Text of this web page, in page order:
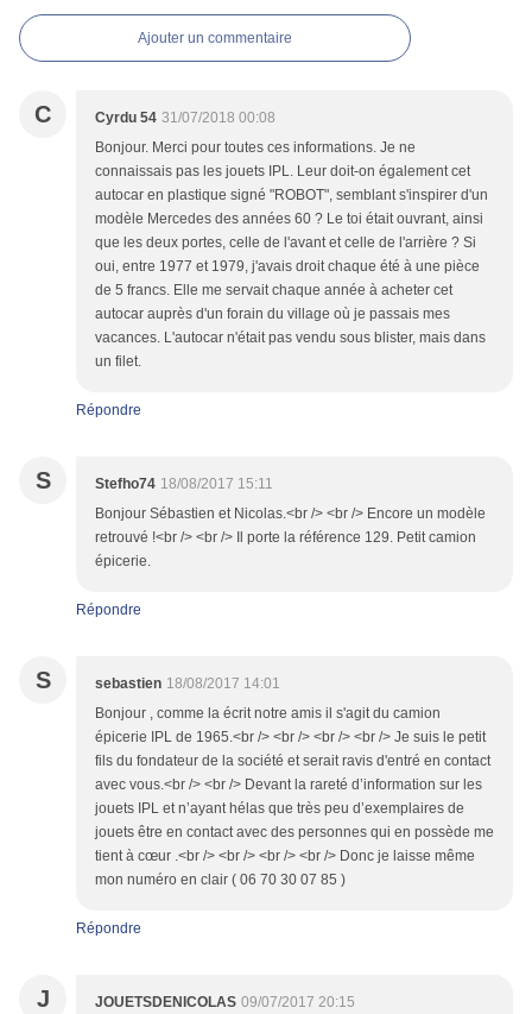
Ajouter un commentaire
C Cyrdu 54 31/07/2018 00:08
Bonjour. Merci pour toutes ces informations. Je ne
connaissais pas les jouets IPL. Leur doit-on également cet
autocar en plastique signé "ROBOT", semblant s'inspirer d'un
modèle Mercedes des années 60 ? Le toi était ouvrant, ainsi
que les deux portes, celle de l'avant et celle de l'arrière ? Si
oui, entre 1977 et 1979, j'avais droit chaque été à une pièce
de 5 francs. Elle me servait chaque année à acheter cet
autocar auprès d'un forain du village où je passais mes
vacances. L'autocar n'était pas vendu sous blister, mais dans
un filet.
Répondre
S Stefho74 18/08/2017 15:11
Bonjour Sébastien et Nicolas.<br /> <br /> Encore un modèle
retrouvé !<br /> <br /> Il porte la référence 129. Petit camion
épicerie.
Répondre
S sebastien 18/08/2017 14:01
Bonjour , comme la écrit notre amis il s'agit du camion
épicerie IPL de 1965.<br /> <br /> <br /> <br /> Je suis le petit
fils du fondateur de la société et serait ravis d'entré en contact
avec vous.<br /> <br /> Devant la rareté d’information sur les
jouets IPL et n’ayant hélas que très peu d’exemplaires de
jouets être en contact avec des personnes qui en possède me
tient à cœur .<br /> <br /> <br /> <br /> Donc je laisse même
mon numéro en clair ( 06 70 30 07 85 )
Répondre
J JOUETSDENICOLAS 09/07/2017 20:15